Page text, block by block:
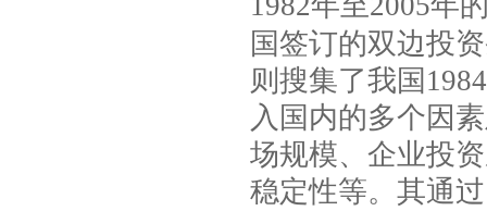
国签订的双边投
则搜集了我国
入国内的多个因
场规模、企业投
稳定性等。其通